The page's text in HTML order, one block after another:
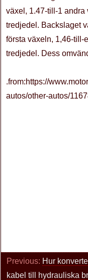
växel, 1.47-till-1 andra
tredjedel. Backslaget
första växeln, 1,46-till-
tredjedel. Dess
.from:https://
autos/other-autos/
Previous: Hur
kabel till hydrauliska